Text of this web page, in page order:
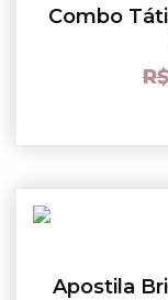
Combo
Apostila